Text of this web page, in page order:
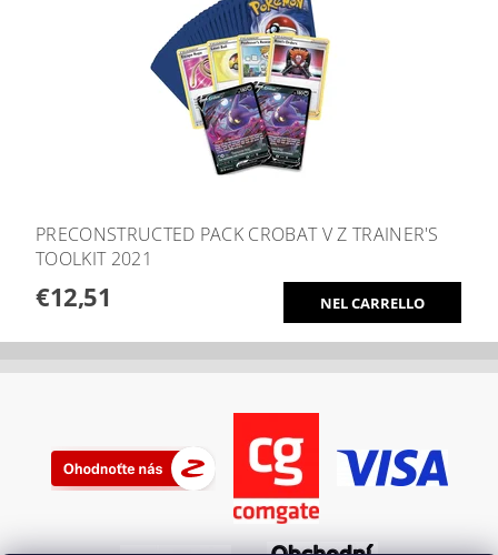
PRECONSTRUCTED PACK CROBAT V Z TRAINER'S
TOOLKIT 2021
€12,51